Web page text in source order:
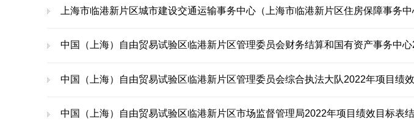
上海市临港新片区城市建设交通运输事务中心（上海市临港新片区住房保障事务中心
中国（上海）自由贸易试验区临港新片区管理委员会财务结算和国有资产事务中心
中国（上海）自由贸易试验区临港新片区管理委员会综合执法大队2022年项目绩
中国（上海）自由贸易试验区临港新片区市场监督管理局2022年项目绩效目标表